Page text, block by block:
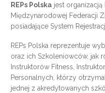
REPs Polska jest
Międzynarodowej Federacji
posiadające System Rejestracji
REPs Polska reprezentuje
oraz ich Szkoleniowców, jak
Instruktorów Fitness,
Personalnych, którzy
jednej z akredytowanych